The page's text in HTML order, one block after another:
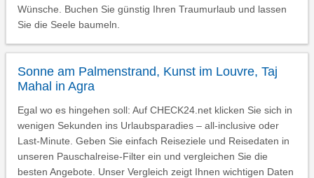
Wünsche. Buchen Sie günstig Ihren Traumurlaub und lassen
Sie die Seele baumeln.
Sonne am Palmenstrand, Kunst im Louvre, Taj
Mahal in Agra
Egal wo es hingehen soll: Auf CHECK24.net klicken Sie sich in
wenigen Sekunden ins Urlaubsparadies – all-inclusive oder
Last-Minute. Geben Sie einfach Reiseziele und Reisedaten in
unseren Pauschalreise-Filter ein und vergleichen Sie die
besten Angebote. Unser Vergleich zeigt Ihnen wichtigen Daten